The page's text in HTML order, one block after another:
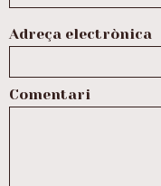
Adreça electrònica
Comentari